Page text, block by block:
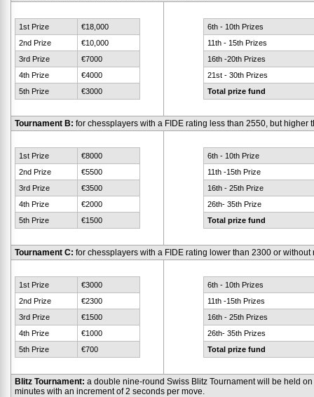
1st Prize
€18,000
2nd Prize
€10,000
3rd Prize
€7000
4th Prize
€4000
5th Prize
€3000
6th - 10th Prizes
11th - 15th Prizes
16th -20th Prizes
21st - 30th Prizes
Total prize fund
Tournament B: for chessplayers with a FIDE rating less than 2550, but higher
1st Prize
€8000
2nd Prize
€5500
3rd Prize
€3500
4th Prize
€2000
5th Prize
€1500
6th - 10th Prize
11th -15th Prize
16th - 25th Prize
26th- 35th Prize
Total prize fund
Tournament C: for chessplayers with a FIDE rating lower than 2300 or without
1st Prize
€3000
2nd Prize
€2300
3rd Prize
€1500
4th Prize
€1000
5th Prize
€700
6th - 10th Prizes
11th -15th Prizes
16th - 25th Prizes
26th- 35th Prizes
Total prize fund
Blitz Tournament: a double nine-round Swiss Blitz Tournament will be held
minutes with an increment of 2 seconds per move.